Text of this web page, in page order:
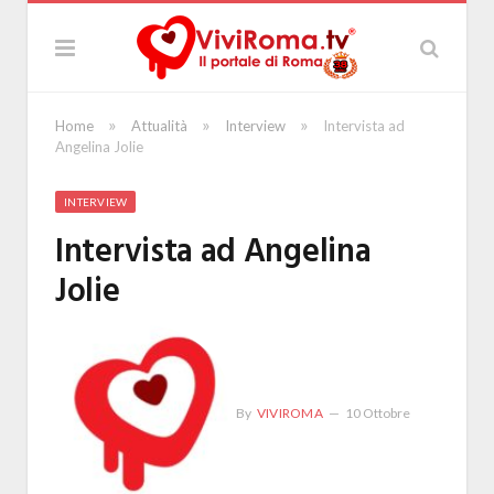
Home » Attualità » Interview »
Intervista ad
Angelina Jolie
INTERVIEW
Intervista ad Angelina
Jolie
By VIVIROMA 10 Ottobre